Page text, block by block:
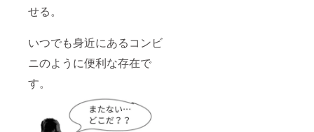
せる。
いつでも身近にあるコンビ
ニのように便利な存在で
す。